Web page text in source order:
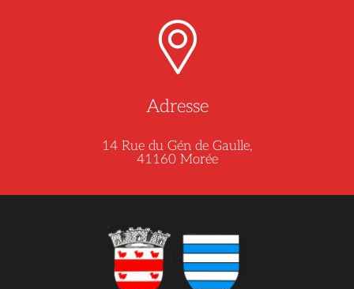
Adresse
14 Rue du Gén de Gaulle,
41160 Morée